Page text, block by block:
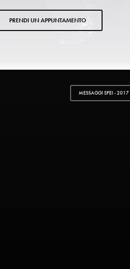
PRENDI UN APPUNTAMENTO
MESSAGGI SPEI - 2017